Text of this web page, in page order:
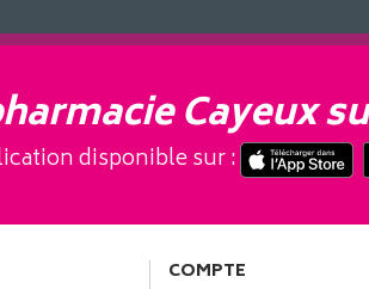
Cayeux
disponible sur :
COMPTE